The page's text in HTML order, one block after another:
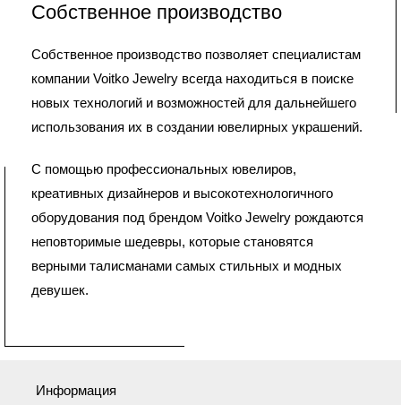
Собственное производство
Собственное производство позволяет специалистам
компании Voitko Jewelry всегда находиться в поиске
новых технологий и возможностей для дальнейшего
использования их в создании ювелирных украшений.
С помощью профессиональных ювелиров,
креативных дизайнеров и высокотехнологичного
оборудования под брендом Voitko Jewelry рождаются
неповторимые шедевры, которые становятся
верными талисманами самых стильных и модных
девушек.
Информация